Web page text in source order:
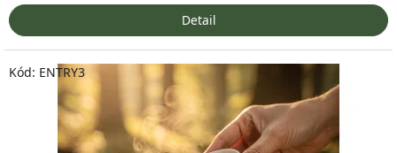
Detail
Kód: ENTRY3